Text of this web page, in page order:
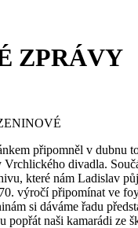
ZPRÁVY
připomněl v dubnu
Vrchlického divadla.
které nám Ladislav
výročí připomínat ve
si dáváme řadu
popřát naši kamarádi ze